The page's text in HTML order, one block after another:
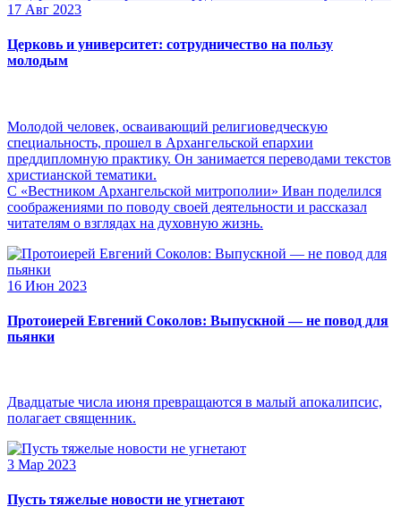
17 Авг 2023
Церковь и университет: сотрудничество на пользу
молодым
Молодой человек, осваивающий религиоведческую
специальность, прошел в Архангельской епархии
преддипломную практику. Он занимается переводами текстов
христианской тематики.
С «Вестником Архангельской митрополии» Иван поделился
соображениями по поводу своей деятельности и рассказал
читателям о взглядах на духовную жизнь.
16 Июн 2023
Протоиерей Евгений Соколов: Выпускной — не повод для
пьянки
Двадцатые числа июня превращаются в малый апокалипсис,
полагает священник.
3 Мар 2023
Пусть тяжелые новости не угнетают